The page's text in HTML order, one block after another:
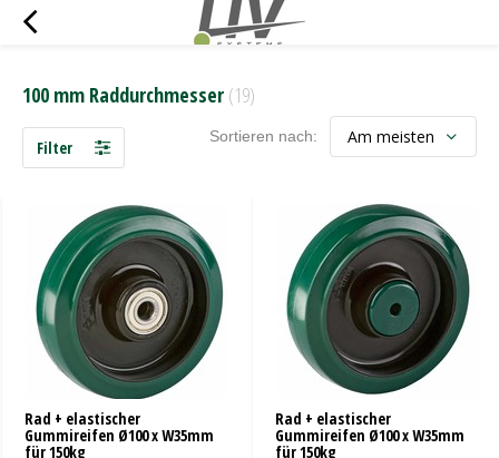
100 mm Raddurchmesser (19)
Filter
Sortieren nach:
Rad + elastischer
Gummireifen Ø100 x W35mm
für 150kg
Rad + elastischer
Gummireifen Ø100 x W35mm
für 150kg